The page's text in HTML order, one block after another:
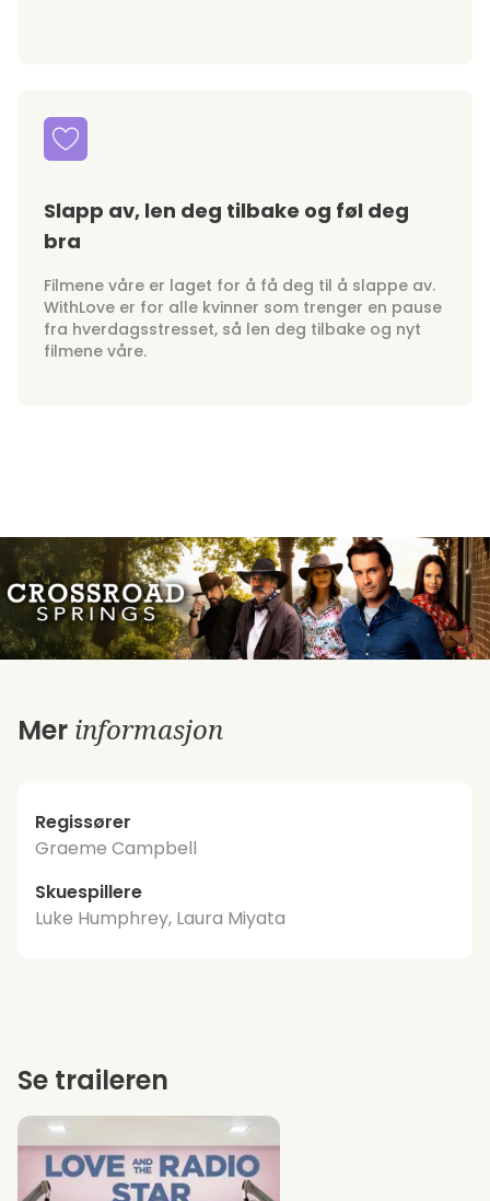
Slapp av, len deg tilbake og føl deg
bra
Filmene våre er laget for å få deg til å slappe av.
WithLove er for alle kvinner som trenger en pause
fra hverdagsstresset, så len deg tilbake og nyt
filmene våre.
Mer informasjon
Regissører
Graeme Campbell
Skuespillere
Luke Humphrey, Laura Miyata
Se traileren